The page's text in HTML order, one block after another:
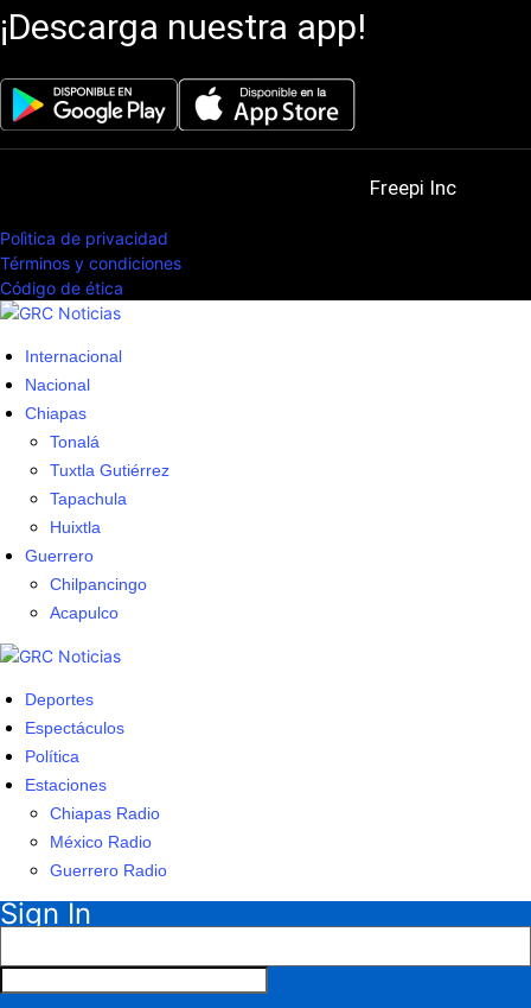
¡Descarga nuestra app!
Freepi Inc
Polìtica de privacidad
Términos y condiciones
Código de ética
Internacional
Nacional
Chiapas
Tonalá
Tuxtla Gutiérrez
Tapachula
Huixtla
Guerrero
Chilpancingo
Acapulco
Deportes
Espectáculos
Política
Estaciones
Chiapas Radio
México Radio
Guerrero Radio
Sign In